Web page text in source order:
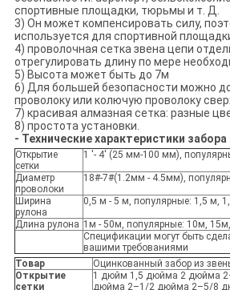
спортивные площадки, тюрьмы и т. Д.
3) Он может компенсировать силу,
используется для спортивной
4) проволочная сетка звена цепи
отрегулировать длину по мере
5) Высота может быть до 7м
6) Для большей безопасности можно
проволоку или колючую проволоку
7) красивая алмазная сетка: разные
8) простота установки.
- Технические характеристики забора
Открытие
сетки
1 '- 4' (25 мм-100 мм),
Диаметр
проволоки
18#-7#(1.2мм - 4.5мм),
Ширина
рулона
0,5 м - 5 м, популярные: 1,5 м,
Длина рулона 1м - 50м, популярные: 10м,
Спецификации могут быть
вашими требованиями
Товар
Оцинкованный забор из
Открытие
сетки
1 дюйм 1,5 дюйма 2 дюйма
дюйма 2–1/2 дюйма 2–5/8